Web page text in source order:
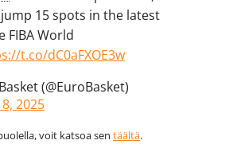
15 spots in the latest
FIBA World
t.co/dC0aFXOE3w
(@EuroBasket)
2025
voit katsoa sen täältä.